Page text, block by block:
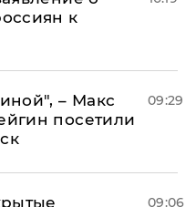
к
– Макс
посетили
09:29
09:06